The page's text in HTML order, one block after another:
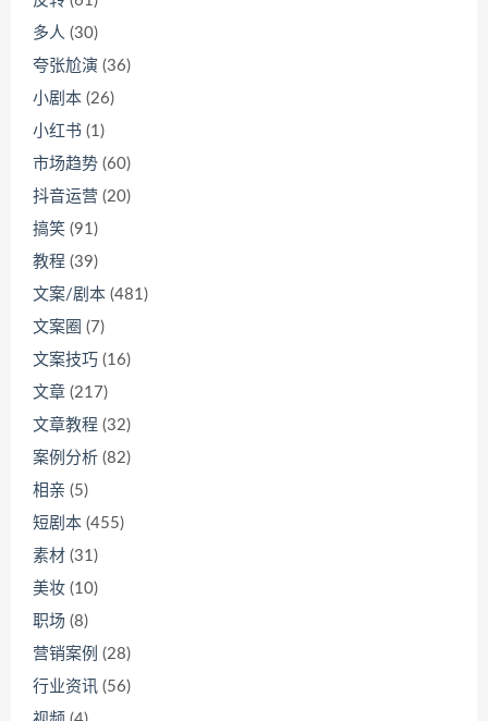
多人 (30)
夸张尬演 (36)
小剧本 (26)
小红书 (1)
市场趋势 (60)
抖音运营 (20)
搞笑 (91)
教程 (39)
文案/剧本 (481)
文案圈 (7)
文案技巧 (16)
文章 (217)
文章教程 (32)
案例分析 (82)
相亲 (5)
短剧本 (455)
素材 (31)
美妆 (10)
职场 (8)
营销案例 (28)
行业资讯 (56)